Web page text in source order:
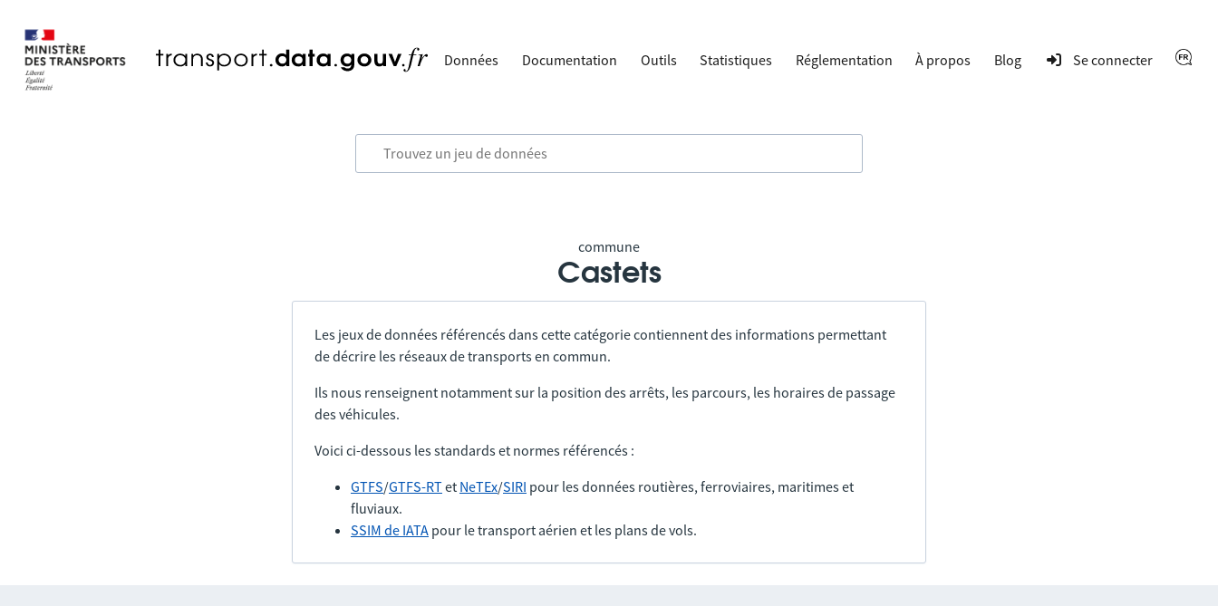
Données Documentation Outils Statistiques Réglementation À propos Blog Se connecter
commune
Castets
Les jeux de données référencés dans cette catégorie contiennent des informations permettant
de décrire les réseaux de transports en commun.
Ils nous renseignent notamment sur la position des arrêts, les parcours, les horaires de passage
des véhicules.
Voici ci-dessous les standards et normes référencés :
GTFS/GTFS-RTet NeTEx/SIRI pour les données routières, ferroviaires, maritimes et
fluviaux.
SSIM de IATA pour le transport aérien et les plans de vols.